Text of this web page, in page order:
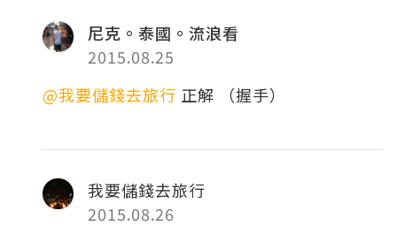
尼克。泰國。流浪看
2015.08.25
@我要儲錢去旅行 正解 （握手）
我要儲錢去旅行
2015.08.26